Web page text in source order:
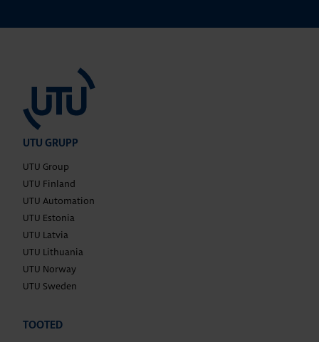
UTU GRUPP
UTU Group
UTU Finland
UTU Automation
UTU Estonia
UTU Latvia
UTU Lithuania
UTU Norway
UTU Sweden
TOOTED